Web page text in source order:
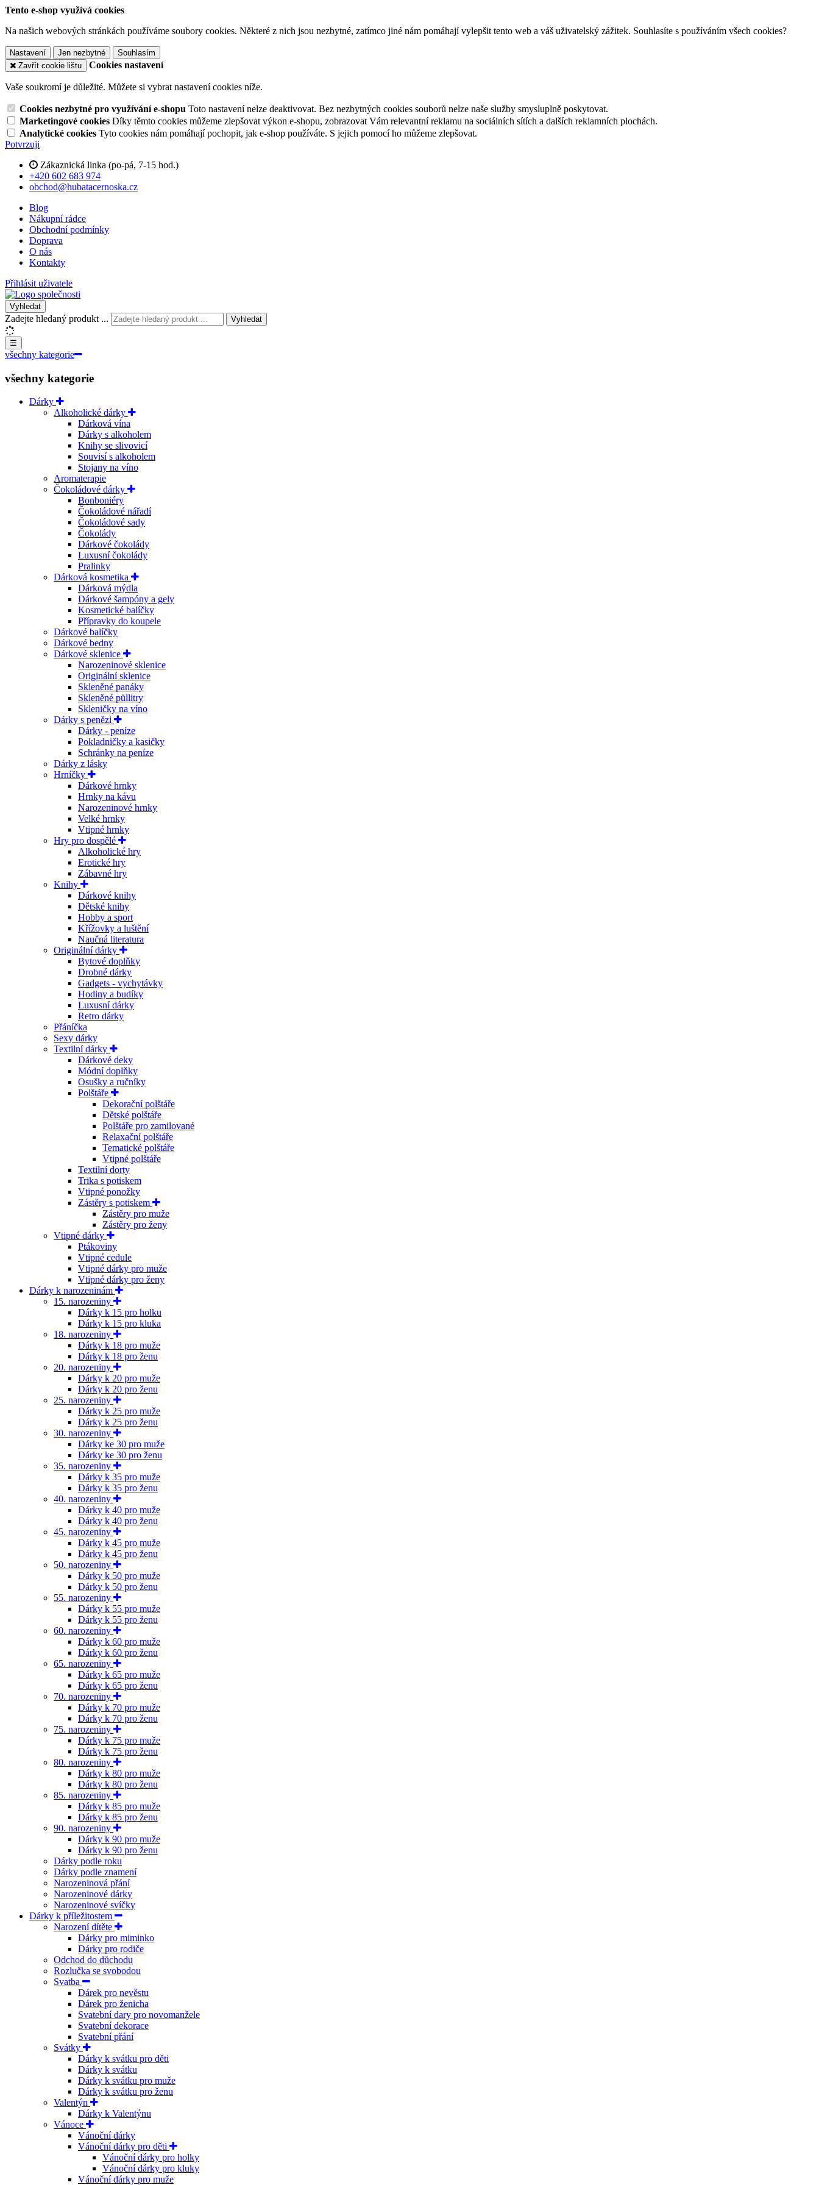
Tento e-shop využívá cookies
Na našich webových stránkách používáme soubory cookies. Některé z nich jsou nezbytné, zatímco jiné nám pomáhají vylepšit tento web a váš uživatelský zážitek. Souhlasíte s používáním všech cookies?
Nastavení Jen nezbytné
Souhlasím
Zavřít cookie lištu
Cookies nastavení
Vaše soukromí je důležité. Můžete si vybrat nastavení cookies níže.
Cookies nezbytné pro využívání e-shopu Toto nastavení nelze deaktivovat. Bez nezbytných cookies souborů nelze naše služby smysluplně poskytovat.
Marketingové cookies Díky těmto cookies můžeme zlepšovat výkon e-shopu, zobrazovat Vám relevantní reklamu na sociálních sítích a dalších reklamních plochách.
Analytické cookies Tyto cookies nám pomáhají pochopit, jak e-shop používáte. S jejich pomocí ho můžeme zlepšovat.
Potvrzuji
Zákaznická linka (po-pá, 7-15 hod.)
+420 602 683 974
obchod@hubatacernoska.cz
Blog
Nákupní rádce
Obchodní podmínky
Doprava
O nás
Kontakty
Přihlásit uživatele
Vyhledat
Zadejte hledaný produkt ... Vyhledat
☰
všechny kategorie
všechny kategorie
Dárky
Alkoholické dárky
Dárková vína
Dárky s alkoholem
Knihy se slivovicí
Souvisí s alkoholem
Stojany na víno
Aromaterapie
Čokoládové dárky
Bonboniéry
Čokoládové nářadí
Čokoládové sady
Čokolády
Dárkové čokolády
Luxusní čokolády
Pralinky
Dárková kosmetika
Dárková mýdla
Dárkové šampóny a gely
Kosmetické balíčky
Přípravky do koupele
Dárkové balíčky
Dárkové bedny
Dárkové sklenice
Narozeninové sklenice
Originální sklenice
Skleněné panáky
Skleněné půllitry
Skleničky na víno
Dárky s penězi
Dárky - peníze
Pokladničky a kasičky
Schránky na peníze
Dárky z lásky
Hrníčky
Dárkové hrnky
Hrnky na kávu
Narozeninové hrnky
Velké hrnky
Vtipné hrnky
Hry pro dospělé
Alkoholické hry
Erotické hry
Zábavné hry
Knihy
Dárkové knihy
Dětské knihy
Hobby a sport
Křížovky a luštění
Naučná literatura
Originální dárky
Bytové doplňky
Drobné dárky
Gadgets - vychytávky
Hodiny a budíky
Luxusní dárky
Retro dárky
Přáníčka
Sexy dárky
Textilní dárky
Dárkové deky
Módní doplňky
Osušky a ručníky
Polštáře
Dekorační polštáře
Dětské polštáře
Polštáře pro zamilované
Relaxační polštáře
Tematické polštáře
Vtipné polštáře
Textilní dorty
Trika s potiskem
Vtipné ponožky
Zástěry s potiskem
Zástěry pro muže
Zástěry pro ženy
Vtipné dárky
Ptákoviny
Vtipné cedule
Vtipné dárky pro muže
Vtipné dárky pro ženy
Dárky k narozeninám
15. narozeniny
Dárky k 15 pro holku
Dárky k 15 pro kluka
18. narozeniny
Dárky k 18 pro muže
Dárky k 18 pro ženu
20. narozeniny
Dárky k 20 pro muže
Dárky k 20 pro ženu
25. narozeniny
Dárky k 25 pro muže
Dárky k 25 pro ženu
30. narozeniny
Dárky ke 30 pro muže
Dárky ke 30 pro ženu
35. narozeniny
Dárky k 35 pro muže
Dárky k 35 pro ženu
40. narozeniny
Dárky k 40 pro muže
Dárky k 40 pro ženu
45. narozeniny
Dárky k 45 pro muže
Dárky k 45 pro ženu
50. narozeniny
Dárky k 50 pro muže
Dárky k 50 pro ženu
55. narozeniny
Dárky k 55 pro muže
Dárky k 55 pro ženu
60. narozeniny
Dárky k 60 pro muže
Dárky k 60 pro ženu
65. narozeniny
Dárky k 65 pro muže
Dárky k 65 pro ženu
70. narozeniny
Dárky k 70 pro muže
Dárky k 70 pro ženu
75. narozeniny
Dárky k 75 pro muže
Dárky k 75 pro ženu
80. narozeniny
Dárky k 80 pro muže
Dárky k 80 pro ženu
85. narozeniny
Dárky k 85 pro muže
Dárky k 85 pro ženu
90. narozeniny
Dárky k 90 pro muže
Dárky k 90 pro ženu
Dárky podle roku
Dárky podle znamení
Narozeninová přání
Narozeninové dárky
Narozeninové svíčky
Dárky k příležitostem
Narození dítěte
Dárky pro miminko
Dárky pro rodiče
Odchod do důchodu
Rozlučka se svobodou
Svatba
Dárek pro nevěstu
Dárek pro ženicha
Svatební dary pro novomanžele
Svatební dekorace
Svatební přání
Svátky
Dárky k svátku pro děti
Dárky k svátku
Dárky k svátku pro muže
Dárky k svátku pro ženu
Valentýn
Dárky k Valentýnu
Vánoce
Vánoční dárky
Vánoční dárky pro děti
Vánoční dárky pro holky
Vánoční dárky pro kluky
Vánoční dárky pro muže